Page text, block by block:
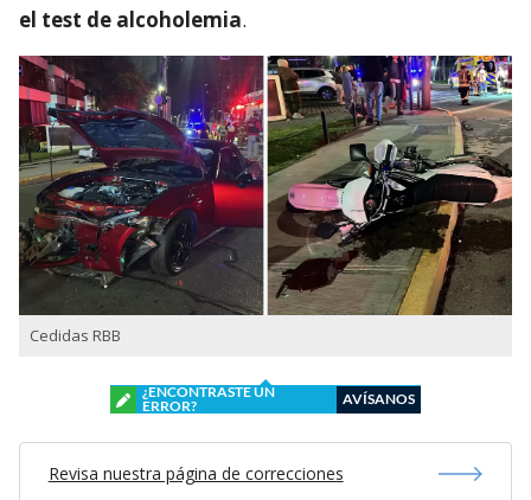
el test de alcoholemia.
Cedidas RBB
¿ENCONTRASTE UN
ERROR?
AVÍSANOS
Revisa nuestra página de correcciones